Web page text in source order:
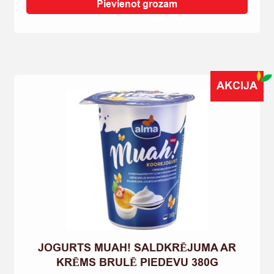
KĀRUMS
GRAUDU
Pievienot grozam
JOGURTS MUAH! SALDKRĒJUMA AR
KRĒMS BRULĒ PIEDEVU 380G
AKCIJA